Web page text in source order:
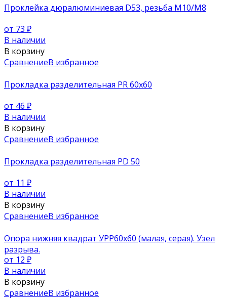
Проклейка дюралюминиевая D53, резьба М10/М8
от 73 ₽
В наличии
В корзину
СравнениеВ избранное
Прокладка разделительная PR 60x60
от 46 ₽
В наличии
В корзину
СравнениеВ избранное
Прокладка разделительная PD 50
от 11 ₽
В наличии
В корзину
СравнениеВ избранное
Опора нижняя квадрат УРР60х60 (малая, серая). Узел
разрыва.
от 12 ₽
В наличии
В корзину
СравнениеВ избранное